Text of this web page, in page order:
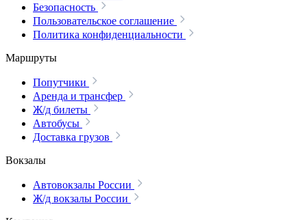
Безопасность
Пользовательское соглашение
Политика конфиденциальности
Маршруты
Попутчики
Аренда и трансфер
Ж/д билеты
Автобусы
Доставка грузов
Вокзалы
Автовокзалы России
Ж/д вокзалы России